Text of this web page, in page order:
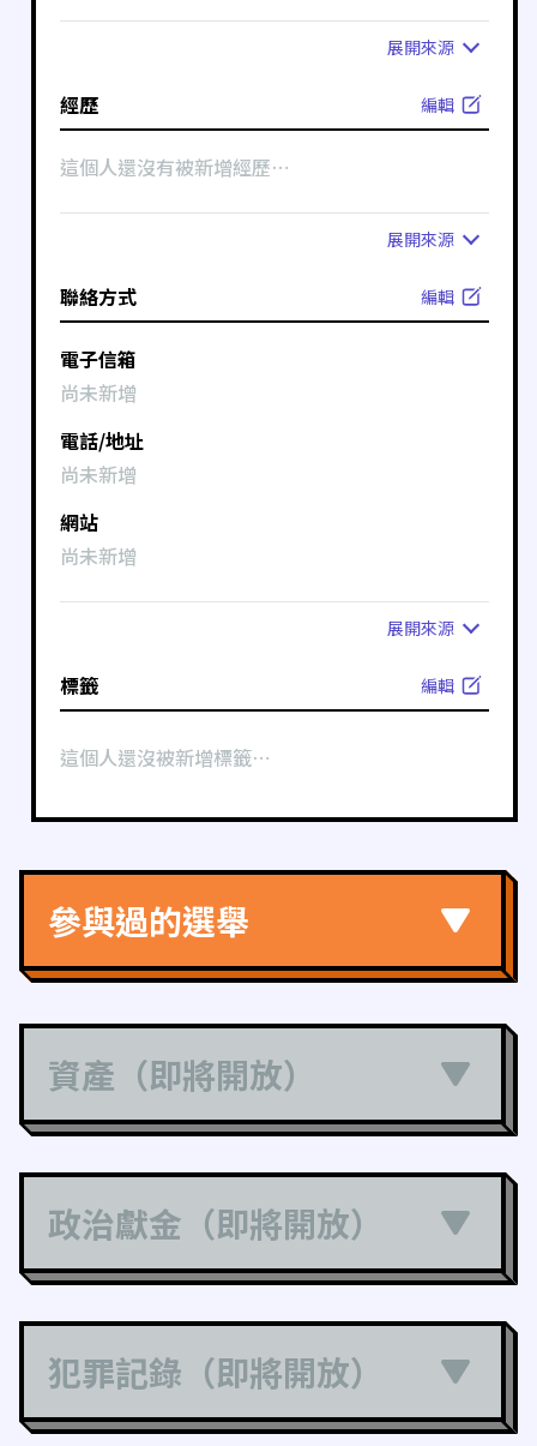
展開來源
經歷 編輯
這個人還沒有被新增經歷⋯
展開來源
聯絡方式 編輯
電子信箱
尚未新增
電話/地址
尚未新增
網站
尚未新增
展開來源
標籤 編輯
這個人還沒被新增標籤⋯
參與過的選舉
資產（即將開放）
政治獻金（即將開放）
犯罪記錄（即將開放）